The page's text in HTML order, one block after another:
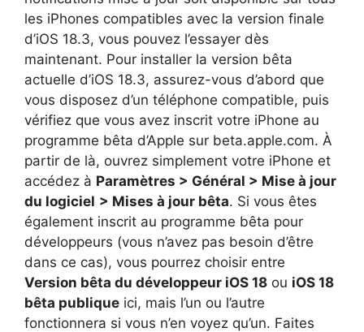
les iPhones compatibles avec la version finale
d’iOS 18.3, vous pouvez l’essayer dès
maintenant. Pour installer la version bêta
actuelle d’iOS 18.3, assurez-vous d’abord que
vous disposez d’un téléphone compatible, puis
vérifiez que vous avez inscrit votre iPhone au
programme bêta d’Apple sur beta.apple.com. À
partir de là, ouvrez simplement votre iPhone et
accédez à Paramètres > Général > Mise à jour
du logiciel > Mises à jour bêta. Si vous êtes
également inscrit au programme bêta pour
développeurs (vous n’avez pas besoin d’être
dans ce cas), vous pourrez choisir entre
Version bêta du développeur iOS 18 ou iOS 18
bêta publique ici, mais l’un ou l’autre
fonctionnera si vous n’en voyez qu’un. Faites